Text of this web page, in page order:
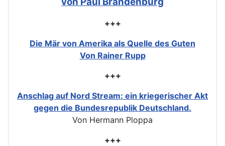
+++
Die Mär von Amerika als Quelle des Guten
Von Rainer Rupp
+++
Anschlag auf Nord Stream: ein kriegerischer Akt
gegen die Bundesrepublik Deutschland.
Von Hermann Ploppa
+++